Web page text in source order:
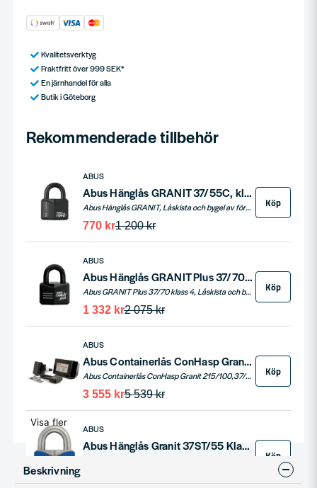
Kvalitetsverktyg
Fraktfritt över 999 SEK*
En järnhandel för alla
Butik i Göteborg
Rekommenderade tillbehör
ABUS
Abus Hänglås GRANIT 37/55C, klass 3
Abus Hänglås GRANIT, Låskista och bygel av förkromat, specialhärdat stål. Både låshus och bygel är behandlat med KTL-behandling för absolut högsta korrosionsskydd.
1 200 kr
770 kr
Köp
ABUS
Abus Hänglås GRANIT Plus 37/70 klass 4
Abus GRANIT Plus 37/70 klass 4, Låskista och bygel av specialhärdat stål. Behandlat med KTL-elektrolyt för allra högsta korrosionsskydd.
2 075 kr
1 332 kr
Köp
ABUS
Abus Containerlås ConHasp Granit 215/100 37/70 klass 4
Abus Containerlås ConHasp Granit 215/100,37/70 Godkänt och certifierat av SBCS i klass 3 och 4. Extremt stark och motståndskraftigt specialhärdat stål. Är behandlat för att på bästa sätt motstå korrosion.
5 539 kr
3 555 kr
Köp
ABUS
Abus Hänglås Granit 37ST/55 Klass 4
Köp
Visa fler
Beskrivning